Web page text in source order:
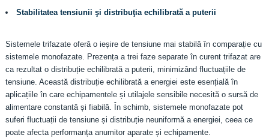
Stabilitatea tensiunii şi distribuţia echilibrată a puterii
Sistemele trifazate oferă o ieșire de tensiune mai stabilă în comparație cu
sistemele monofazate. Prezența a trei faze separate în curent trifazat are
ca rezultat o distribuție echilibrată a puterii, minimizând fluctuațiile de
tensiune. Această distribuție echilibrată a energiei este esențială în
aplicațiile în care echipamentele și utilajele sensibile necesită o sursă de
alimentare constantă și fiabilă. În schimb, sistemele monofazate pot
suferi fluctuații de tensiune și distribuție neuniformă a energiei, ceea ce
poate afecta performanța anumitor aparate și echipamente.